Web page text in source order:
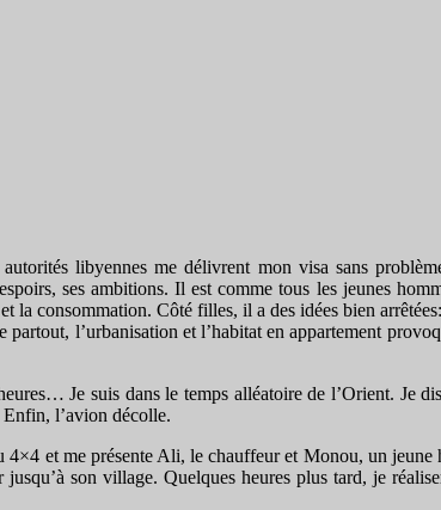
libyennes me délivrent mon visa sans
ses ambitions. Il est comme tous les jeunes
consommation. Côté filles, il a des idées bien
l’urbanisation et l’habitat en appartement
Je suis dans le temps alléatoire de l’Orient. Je
Enfin, l’avion décolle.
et me présente Ali, le chauffeur et Monou, un jeune
son village. Quelques heures plus tard, je